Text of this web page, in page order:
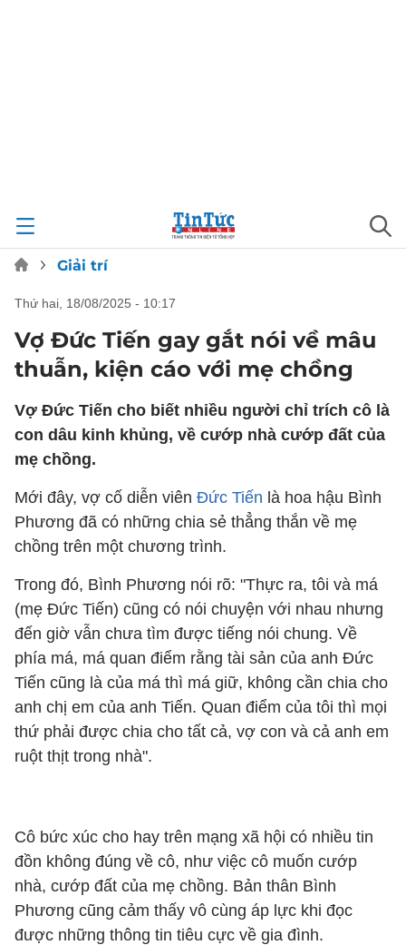
Giải trí
thứ hai, 18/08/2025 - 10:17
Vợ Đức Tiến gay gắt nói về mâu
thuẫn, kiện cáo với mẹ chồng
Vợ Đức Tiến cho biết nhiều người chỉ trích cô là
con dâu kinh khủng, về cướp nhà cướp đất của
mẹ chồng.
Mới đây, vợ cố diễn viên Đức Tiến là hoa hậu Bình
Phương đã có những chia sẻ thẳng thắn về mẹ
chồng trên một chương trình.
Trong đó, Bình Phương nói rõ: "Thực ra, tôi và má
(mẹ Đức Tiến) cũng có nói chuyện với nhau nhưng
đến giờ vẫn chưa tìm được tiếng nói chung. Về
phía má, má quan điểm rằng tài sản của anh Đức
Tiến cũng là của má thì má giữ, không cần chia cho
anh chị em của anh Tiến. Quan điểm của tôi thì mọi
thứ phải được chia cho tất cả, vợ con và cả anh em
ruột thịt trong nhà".
Cô bức xúc cho hay trên mạng xã hội có nhiều tin
đồn không đúng về cô, như việc cô muốn cướp
nhà, cướp đất của mẹ chồng. Bản thân Bình
Phương cũng cảm thấy vô cùng áp lực khi đọc
được những thông tin tiêu cực về gia đình.